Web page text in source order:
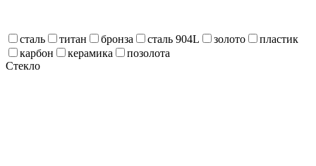
сталь титан бронза сталь 904L золото
пластик
карбон
керамика
позолота
Стекло